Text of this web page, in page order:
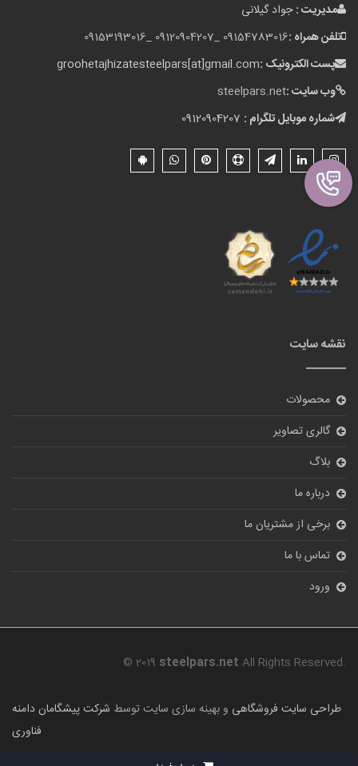
مدیریت :جواد گیلانی
تلفن همراه :09154783016 _
09120904207 _
09153193016
پست الکترونیک :groohetajhizatesteelpars[at]gmail.com
وب سایت :steelpars.net
شماره موبایل تلگرام :
نقشه سایت
محصولات
گالری تصاویر
بلاگ
درباره ما
برخی از مشتریان ما
تماس با ما
ورود
© 2019 steelpars.net All Rights Reserved.
طراحی سایت فروشگاهی و بهینه سازی سایت توسط شرکت پیشگامان دامنه
فناوری